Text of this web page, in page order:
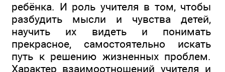
ребёнка. И роль учителя в том, чтобы
разбудить мысли и чувства детей,
научить их видеть и понимать
прекрасное, самостоятельно искать
путь к решению жизненных проблем.
Характер взаимоотношений учителя и